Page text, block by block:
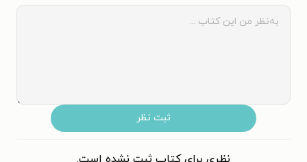
ثبت نظر